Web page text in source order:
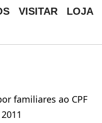
VISITAR LOJA
familiares ao CPF